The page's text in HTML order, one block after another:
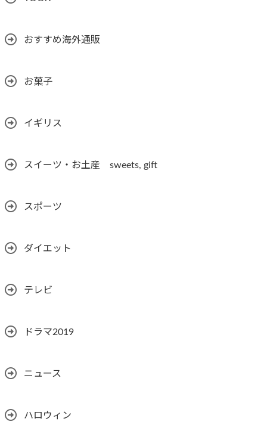
おすすめ海外通販
お菓子
イギリス
スイーツ・お土産 sweets, gift
スポーツ
ダイエット
テレビ
ドラマ2019
ニュース
ハロウィン